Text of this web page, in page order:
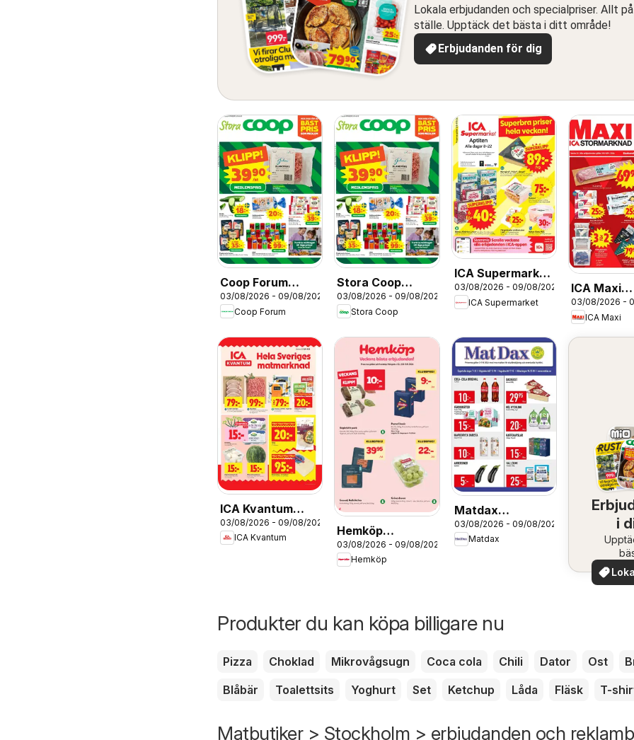
Lokala erbjudanden och specialpriser. Allt
ställe. Upptäck det bästa i ditt område!
Erbjudanden för dig
Coop Forum
erbjudanden
03/08/2026 - 09/08/2026
Coop Forum
Stora Coop
erbjudanden
03/08/2026 - 09/08/2026
Stora Coop
ICA Supermarket
erbjudanden
03/08/2026 - 09/08/2026
ICA Supermarket
ICA Maxi
03/08/2026 -
ICA Maxi
ICA Kvantum
erbjudanden
03/08/2026 - 09/08/2026
ICA Kvantum
Hemköp
erbjudanden
03/08/2026 - 09/08/2026
Hemköp
Matdax
erbjudanden
03/08/2026 - 09/08/2026
Matdax
i
Produkter du kan köpa billigare nu
Pizza Choklad Mikrovågsugn Coca cola Chili Dator Ost
Blåbär
Toalettsits Yoghurt Set Ketchup Låda Fläsk T-
Matbutiker > Stockholm > erbjudanden och